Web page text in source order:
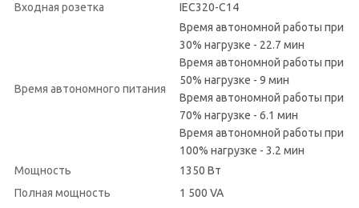
Входная розетка IEC320-C14
Время автономного питания
Время автономной работы при
30% нагрузке - 22.7 мин
Время автономной работы при
50% нагрузке - 9 мин
Время автономной работы при
70% нагрузке - 6.1 мин
Время автономной работы при
100% нагрузке - 3.2 мин
Мощность
1350 Вт
Полная мощность
1 500 VA